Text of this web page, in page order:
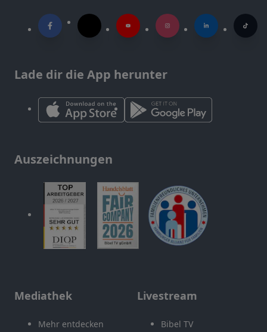
Lade dir die App herunter
Auszeichnungen
Mediathek
Mehr entdecken
Livestream
Bibel TV